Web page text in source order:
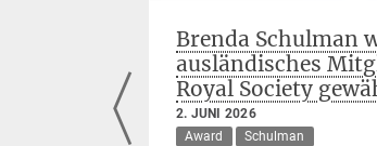
Brenda Schulman
ausländisches
Royal Society
2. JUNI 2026
Award
Schulman